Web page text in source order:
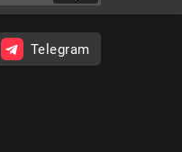
Telegram